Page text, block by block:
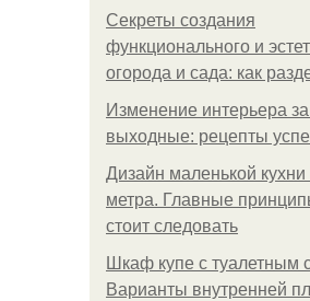
Секреты создания
функционального и
огорода и сада: как
Изменение интерьера
выходные: рецепты
Дизайн маленькой кухни
метра. Главные
стоит следовать
Шкаф купе с туалетным
Варианты внутренней